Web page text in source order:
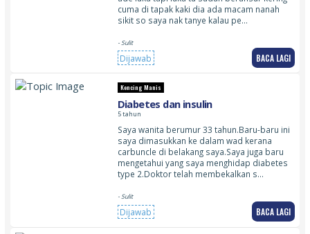
cuma di tapak kaki dia ada macam nanah
sikit so saya nak tanye kalau pe…
- Sulit
Dijawab BACA LAGI
Kencing Manis
Diabetes dan insulin
5 tahun
Saya wanita berumur 33 tahun.Baru-baru ini
saya dimasukkan ke dalam wad kerana
carbuncle di belakang saya.Saya juga baru
mengetahui yang saya menghidap diabetes
type 2.Doktor telah membekalkan s…
- Sulit
Dijawab BACA LAGI